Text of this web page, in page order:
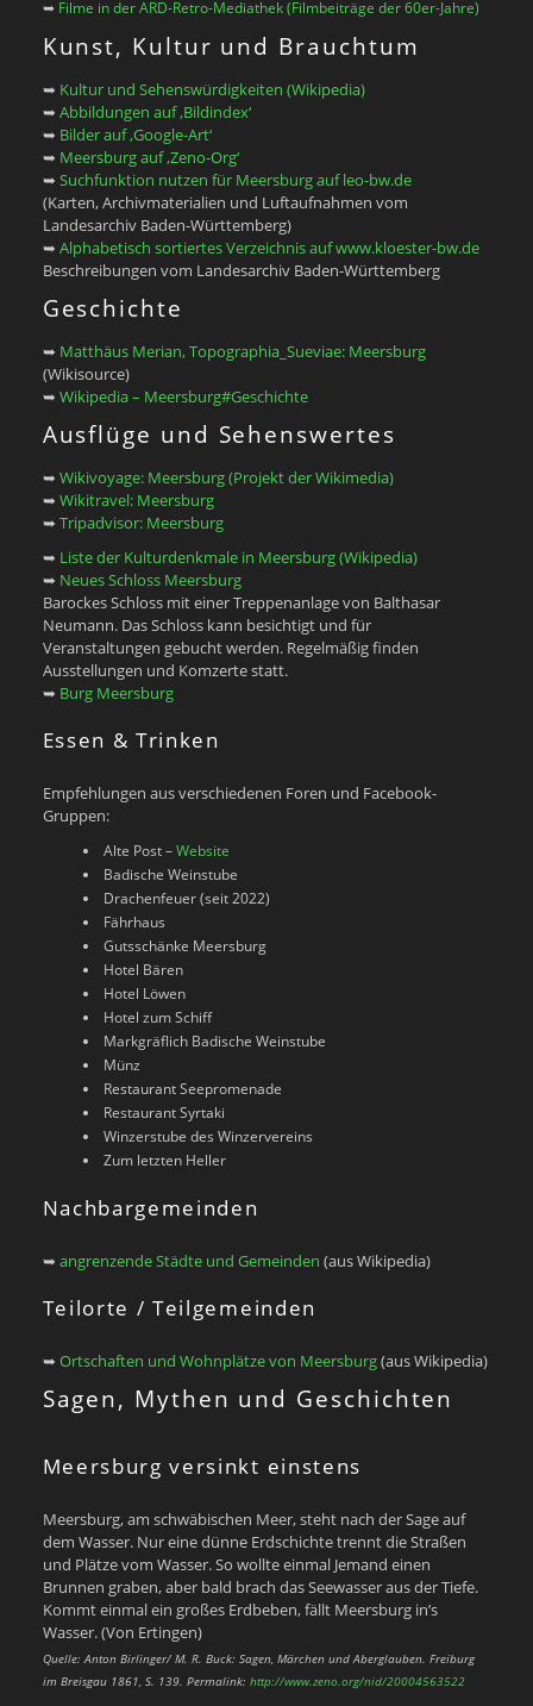
➥ Filme in der ARD-Retro-Mediathek (Filmbeiträge der 60er-Jahre)
Kunst, Kultur und Brauchtum
➥ Kultur und Sehenswürdigkeiten (Wikipedia)
➥ Abbildungen auf ‚Bildindex‘
➥ Bilder auf ‚Google-Art‘
➥ Meersburg auf ‚Zeno-Org‘
➥ Suchfunktion nutzen für Meersburg auf leo-bw.de
(Karten, Archivmaterialien und Luftaufnahmen vom
Landesarchiv Baden-Württemberg)
➥ Alphabetisch sortiertes Verzeichnis auf www.kloester-bw.de
Beschreibungen vom Landesarchiv Baden-Württemberg
Geschichte
➥ Matthäus Merian, Topographia_Sueviae: Meersburg
(Wikisource)
➥ Wikipedia – Meersburg#Geschichte
Ausflüge und Sehenswertes
➥ Wikivoyage: Meersburg (Projekt der Wikimedia)
➥ Wikitravel: Meersburg
➥ Tripadvisor: Meersburg
➥ Liste der Kulturdenkmale in Meersburg (Wikipedia)
➥ Neues Schloss Meersburg
Barockes Schloss mit einer Treppenanlage von Balthasar
Neumann. Das Schloss kann besichtigt und für
Veranstaltungen gebucht werden. Regelmäßig finden
Ausstellungen und Komzerte statt.
➥ Burg Meersburg
Essen & Trinken
Empfehlungen aus verschiedenen Foren und Facebook-
Gruppen:
Alte Post –Website
Badische Weinstube
Drachenfeuer (seit 2022)
Fährhaus
Gutsschänke Meersburg
Hotel Bären
Hotel Löwen
Hotel zum Schiff
Markgräflich Badische Weinstube
Münz
Restaurant Seepromenade
Restaurant Syrtaki
Winzerstube des Winzervereins
Zum letzten Heller
Nachbargemeinden
➥ angrenzende Städte und Gemeinden (aus Wikipedia)
Teilorte / Teilgemeinden
➥ Ortschaften und Wohnplätze von Meersburg(aus Wikipedia)
Sagen, Mythen und Geschichten
Meersburg versinkt einstens
Meersburg, am schwäbischen Meer, steht nach der Sage auf
dem Wasser. Nur eine dünne Erdschichte trennt die Straßen
und Plätze vom Wasser. So wollte einmal Jemand einen
Brunnen graben, aber bald brach das Seewasser aus der Tiefe.
Kommt einmal ein großes Erdbeben, fällt Meersburg in’s
Wasser. (Von Ertingen)
Quelle: Anton Birlinger/ M. R. Buck: Sagen, Märchen und Aberglauben. Freiburg
im Breisgau 1861, S. 139. Permalink: http://www.zeno.org/nid/20004563522